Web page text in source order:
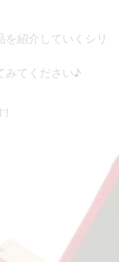
紹介していくシリ
みてください♪
!